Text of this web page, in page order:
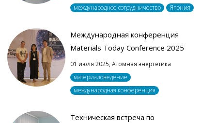
международное сотрудничество
Япония
Международная конференция
Materials Today Conference 2025
01 июля 2025, Атомная энергетика
материаловедение
международная конференция
Техническая встреча по